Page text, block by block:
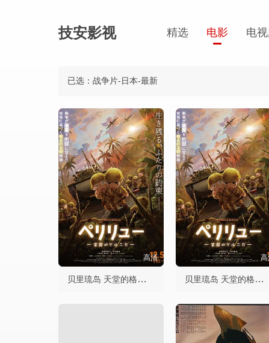
技安影视 精选 电影 电视
已选：战争片-日本-最新
高清
贝里琉岛 天堂的格尔尼卡 贝里琉岛 天堂的格尔尼卡